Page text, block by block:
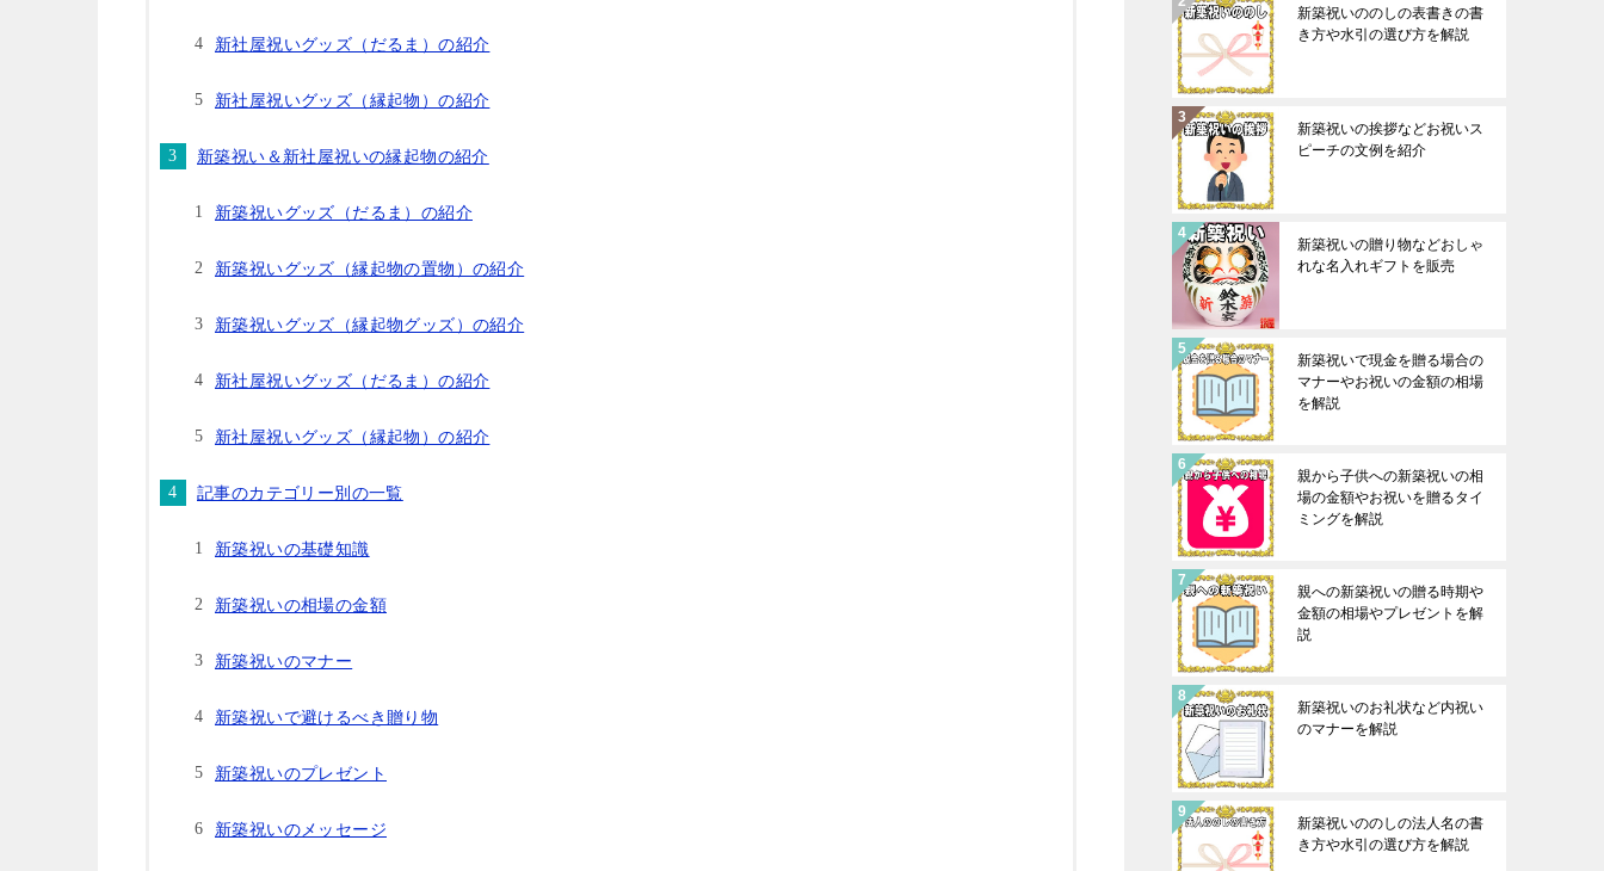
新社屋祝いグッズ（だるま）の紹介
新社屋祝いグッズ（縁起物）の紹介
新築祝い＆新社屋祝いの縁起物の紹介
新築祝いグッズ（だるま）の紹介
新築祝いグッズ（縁起物の置物）の紹介
新築祝いグッズ（縁起物グッズ）の紹介
新社屋祝いグッズ（だるま）の紹介
新社屋祝いグッズ（縁起物）の紹介
記事のカテゴリー別の一覧
新築祝いの基礎知識
新築祝いの相場の金額
新築祝いのマナー
新築祝いで避けるべき贈り物
新築祝いのプレゼント
新築祝いのメッセージ
新築祝いののしの表書きの書
き方や水引の選び方を解説
新築祝いの挨拶などお祝いス
ピーチの文例を紹介
新築祝いの贈り物などおしゃ
れな名入れギフトを販売
新築祝いで現金を贈る場合の
マナーやお祝いの金額の相場
を解説
親から子供への新築祝いの相
場の金額やお祝いを贈るタイ
ミングを解説
親への新築祝いの贈る時期や
金額の相場やプレゼントを解
説
新築祝いのお礼状など内祝い
のマナーを解説
新築祝いののしの法人名の書
き方や水引の選び方を解説